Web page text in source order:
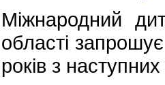
Міжнародний
області
років з наступних